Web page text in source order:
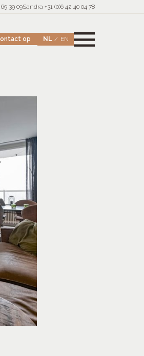
39 09Sandra +31 (0)6 42 40 04 78
op NL EN